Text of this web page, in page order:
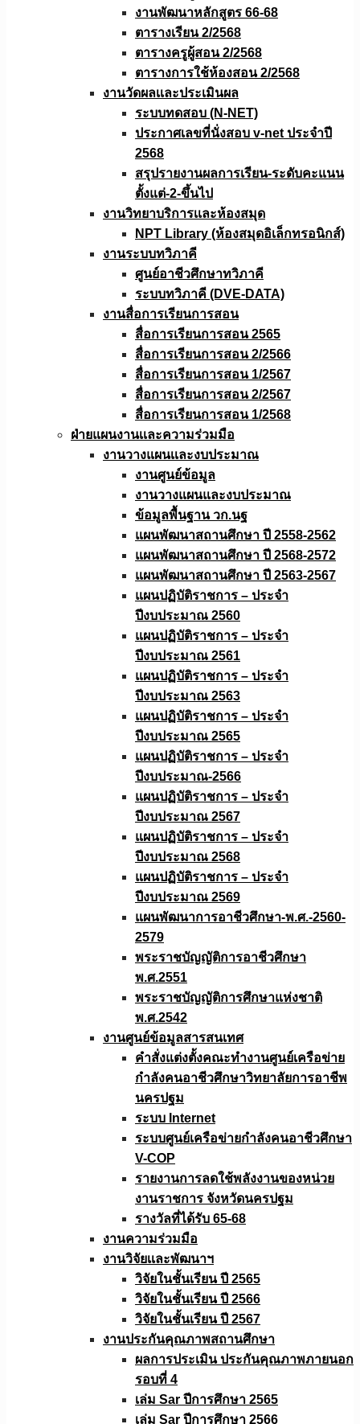
งานพัฒนาหลักสูตร 66-68
ตารางเรียน 2/2568
ตารางครูผู้สอน 2/2568
ตารางการใช้ห้องสอน 2/2568
งานวัดผลเเละประเมินผล
ระบบทดสอบ (N-NET)
ประกาศเลขที่นั่งสอบ v-net ประจำปี
2568
สรุปรายงานผลการเรียน-ระดับคะแนน
ตั้งแต่-2-ขึ้นไป
งานวิทยาบริการเเละห้องสมุด
NPT Library (ห้องสมุดอิเล็กทรอนิกส์)
งานระบบทวิภาคี
ศูนย์อาชีวศึกษาทวิภาคี
ระบบทวิภาคี (DVE-DATA)
งานสื่อการเรียนการสอน
สื่อการเรียนการสอน 2565
สื่อการเรียนการสอน 2/2566
สื่อการเรียนการสอน 1/2567
สื่อการเรียนการสอน 2/2567
สื่อการเรียนการสอน 1/2568
ฝ่ายแผนงานเเละความร่วมมือ
งานวางแผนเเละงบประมาณ
งานศูนย์ข้อมูล
งานวางแผนและงบประมาณ
ข้อมูลพื้นฐาน วก.นฐ
แผนพัฒนาสถานศึกษา ปี 2558-2562
แผนพัฒนาสถานศึกษา ปี 2568-2572
แผนพัฒนาสถานศึกษา ปี 2563-2567
แผนปฏิบัติราชการ – ประจำ
ปีงบประมาณ 2560
แผนปฏิบัติราชการ – ประจำ
ปีงบประมาณ 2561
แผนปฏิบัติราชการ – ประจำ
ปีงบประมาณ 2563
แผนปฏิบัติราชการ – ประจำ
ปีงบประมาณ 2565
แผนปฏิบัติราชการ – ประจำ
ปีงบประมาณ-2566
แผนปฏิบัติราชการ – ประจำ
ปีงบประมาณ 2567
แผนปฏิบัติราชการ – ประจำ
ปีงบประมาณ 2568
แผนปฏิบัติราชการ – ประจำ
ปีงบประมาณ 2569
แผนพัฒนาการอาชีวศึกษา-พ.ศ.-2560-
2579
พระราชบัญญัติการอาชีวศึกษา
พ.ศ.2551
พระราชบัญญัติการศึกษาแห่งชาติ
พ.ศ.2542
งานศูนย์ข้อมูลสารสนเทศ
คำสั่งแต่งตั้งคณะทำงานศูนย์เครือข่าย
กำลังคนอาชีวศึกษาวิทยาลัยการอาชีพ
นครปฐม
ระบบ Internet
ระบบศูนย์เครือข่ายกำลังคนอาชีวศึกษา
V-COP
รายงานการลดใช้พลังงานของหน่วย
งานราชการ จังหวัดนครปฐม
รางวัลที่ได้รับ 65-68
งานความร่วมมือ
งานวิจัยเเละพัฒนาฯ
วิจัยในชั้นเรียน ปี 2565
วิจัยในชั้นเรียน ปี 2566
วิจัยในชั้นเรียน ปี 2567
งานประกันคุณภาพสถานศึกษา
ผลการประเมิน ประกันคุณภาพภายนอก
รอบที่ 4
เล่ม Sar ปีการศึกษา 2565
เล่ม Sar ปีการศึกษา 2566